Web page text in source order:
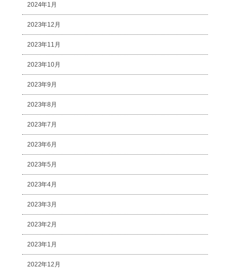
2024年1月
2023年12月
2023年11月
2023年10月
2023年9月
2023年8月
2023年7月
2023年6月
2023年5月
2023年4月
2023年3月
2023年2月
2023年1月
2022年12月